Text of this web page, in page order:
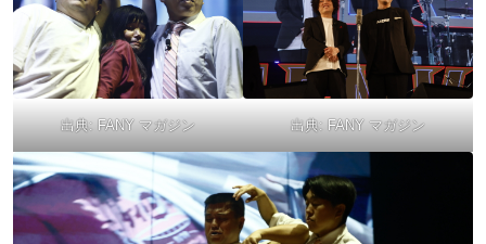
出典: FANY マガジン 出典: FANY マガジン